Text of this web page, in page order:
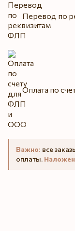
Перевод по
Оплата по
Важно: все
оплаты.